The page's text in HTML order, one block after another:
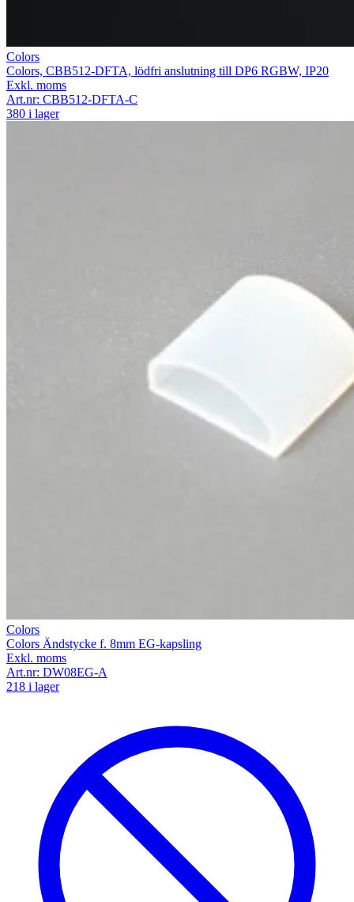
Colors
Colors, CBB512-DFTA, lödfri anslutning till DP6 RGBW, IP20
Exkl. moms
Art.nr: CBB512-DFTA-C
380 i lager
Colors
Colors Ändstycke f. 8mm EG-kapsling
Exkl. moms
Art.nr: DW08EG-A
218 i lager